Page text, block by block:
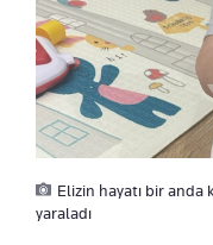
Elizin hayatı bir anda
yaraladı